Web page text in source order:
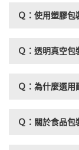
Ｑ：使用塑膠包
Ｑ：透明真空包
Ｑ：為什麼選用
Ｑ：關於食品包